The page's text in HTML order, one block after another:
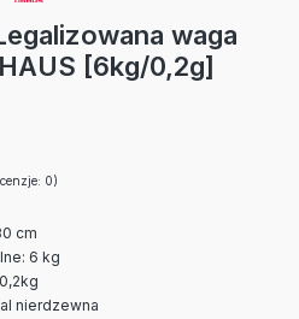
waga
[6kg/0,2g]
0)
cm
6 kg
nierdzewna